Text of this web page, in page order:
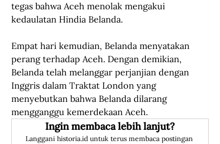
tegas bahwa Aceh menolak mengakui
kedaulatan Hindia Belanda.
Empat hari kemudian, Belanda menyatakan
perang terhadap Aceh. Dengan demikian,
Belanda telah melanggar perjanjian dengan
Inggris dalam Traktat London yang
menyebutkan bahwa Belanda dilarang
mengganggu kemerdekaan Aceh.
Ingin membaca lebih lanjut?
Langgani historia.id untuk terus membaca postingan